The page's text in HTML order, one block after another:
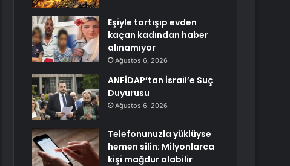
Eşiyle tartışıp evden
kaçan kadından haber
alınamıyor
Ağustos 6, 2026
ANFİDAP’tan İsrail’e Suç
Duyurusu
Ağustos 6, 2026
Telefonunuzla yüklüyse
hemen silin: Milyonlarca
kişi mağdur olabilir